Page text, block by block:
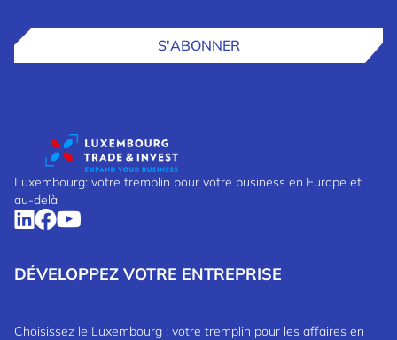
S'ABONNER
Luxembourg: votre tremplin pour votre business en Europe et
au-delà
DÉVELOPPEZ VOTRE ENTREPRISE
Choisissez le Luxembourg : votre tremplin pour les affaires en